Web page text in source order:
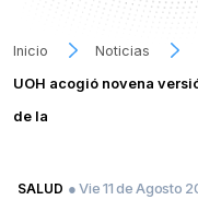
Inicio
Noticias
UOH acogió novena
de la
SALUD ● Vie 11 de Agosto